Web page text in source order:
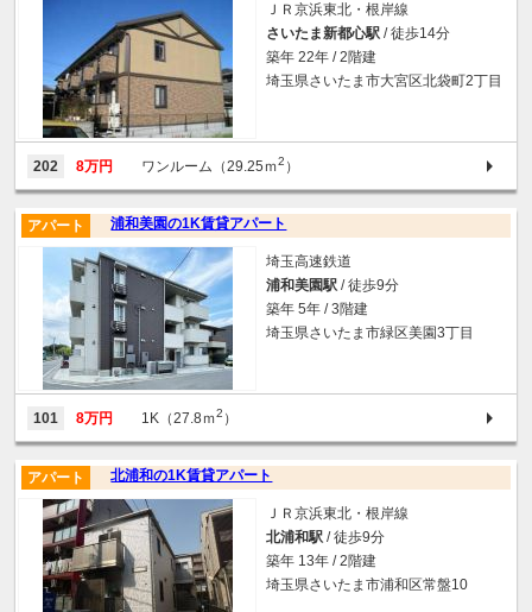
ＪＲ京浜東北・根岸線
さいたま新都心駅 / 徒歩14分
築年 22年 / 2階建
埼玉県さいたま市大宮区北袋町2丁目
202 8万円 ワンルーム（29.25ｍ2 ）
浦和美園の1K賃貸アパート
アパート
埼玉高速鉄道
浦和美園駅 / 徒歩9分
築年 5年 / 3階建
埼玉県さいたま市緑区美園3丁目
101 8万円 1K（27.8ｍ2 ）
北浦和の1K賃貸アパート
アパート
ＪＲ京浜東北・根岸線
北浦和駅 / 徒歩9分
築年 13年 / 2階建
埼玉県さいたま市浦和区常盤10